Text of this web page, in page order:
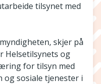
tilsynet med
skjer på
Helsetilsynets og
for tilsyn med
og sosiale tjenester i